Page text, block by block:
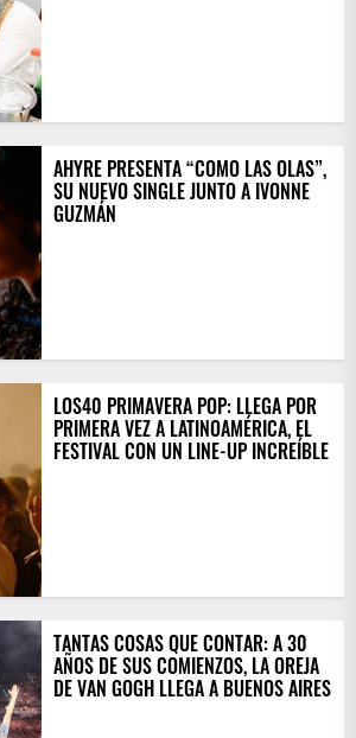
AHYRE PRESENTA “COMO LAS OLAS”,
SU NUEVO SINGLE JUNTO A IVONNE
GUZMÁN
LOS40 PRIMAVERA POP: LLEGA POR
PRIMERA VEZ A LATINOAMÉRICA, EL
FESTIVAL CON UN LINE-UP INCREÍBLE
TANTAS COSAS QUE CONTAR: A 30
AÑOS DE SUS COMIENZOS, LA OREJA
DE VAN GOGH LLEGA A BUENOS AIRES